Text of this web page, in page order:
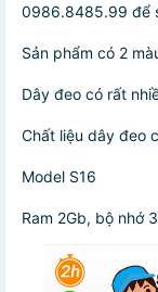
0986.8485.99 để
Sản phẩm có 2
Dây đeo có rất
Chất liệu dây đeo
Model S16
Ram 2Gb, bộ nhớ